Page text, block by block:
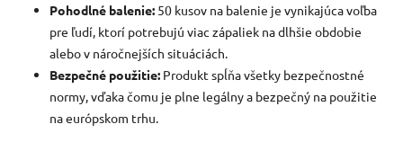
Pohodlné balenie: 50 kusov na balenie je vynikajúca voľba
pre ľudí, ktorí potrebujú viac zápaliek na dlhšie obdobie
alebo v náročnejších situáciách.
Bezpečné použitie: Produkt spĺňa všetky bezpečnostné
normy, vďaka čomu je plne legálny a bezpečný na použitie
na európskom trhu.